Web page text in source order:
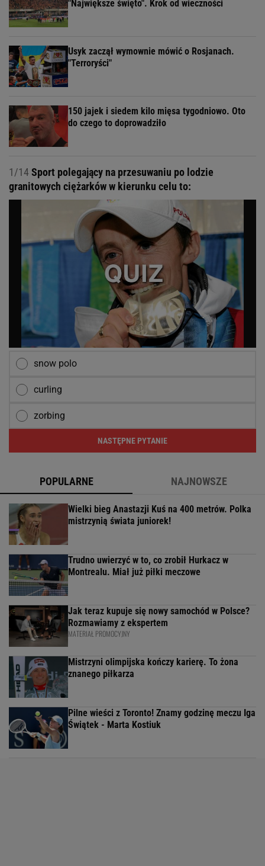
"Największe święto". Krok od wieczności
Usyk zaczął wymownie mówić o Rosjanach.
"Terroryści"
150 jajek i siedem kilo mięsa tygodniowo. Oto
do czego to doprowadziło
1/14Sport polegający na przesuwaniu po lodzie
granitowych ciężarków w kierunku celu to:
snow polo
curling
zorbing
NASTĘPNE PYTANIE
POPULARNE NAJNOWSZE
Wielki bieg Anastazji Kuś na 400 metrów. Polka
mistrzynią świata juniorek!
Trudno uwierzyć w to, co zrobił Hurkacz w
Montrealu. Miał już piłki meczowe
Jak teraz kupuje się nowy samochód w Polsce?
Rozmawiamy z ekspertem
MATERIAŁ PROMOCYJNY
Mistrzyni olimpijska kończy karierę. To żona
znanego piłkarza
Pilne wieści z Toronto! Znamy godzinę meczu Iga
Świątek - Marta Kostiuk